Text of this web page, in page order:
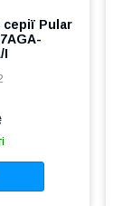
Pular
I